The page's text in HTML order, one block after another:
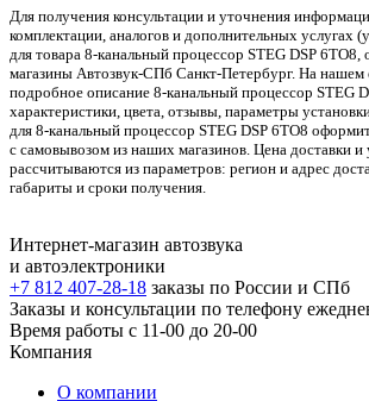
Для получения консультации и уточнения
комплектации, аналогов и дополнительных услугах
для товара 8-канальный процессор STEG DSP 6TO8,
магазины Автозвук-СПб Санкт-Петербург. На нашем
подробное описание 8-канальный процессор STEG
характеристики, цвета, отзывы, параметры
для 8-канальный процессор STEG DSP 6TO8
с самовывозом из наших магазинов. Цена доставки и
рассчитываются из параметров: регион и адрес
габариты и сроки получения.
Интернет-магазин автозвука
и автоэлектроники
+7 812 407-28-18 заказы по России и СПб
Заказы и консультации по телефону
Время работы с 11-00 до 20-00
Компания
О компании